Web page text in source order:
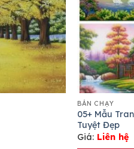
BÁN CHẠY
05+ Mẫu
Tuyệt Đẹp
Giá: Liên hệ